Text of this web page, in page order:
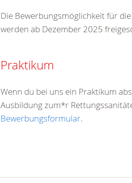
Die Bewerbungsmöglichkeit für
werden ab Dezember 2025
Praktikum
Wenn du bei uns ein Praktikum
Ausbildung zum*r
Bewerbungsformular.